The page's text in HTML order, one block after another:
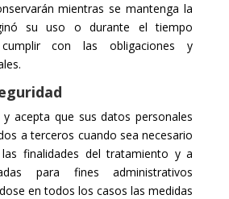
mientras se mantenga la
su uso o durante el tiempo
con las obligaciones y
acepta que sus datos personales
a terceros cuando sea necesario
finalidades del tratamiento y a
para fines administrativos
en todos los casos las medidas